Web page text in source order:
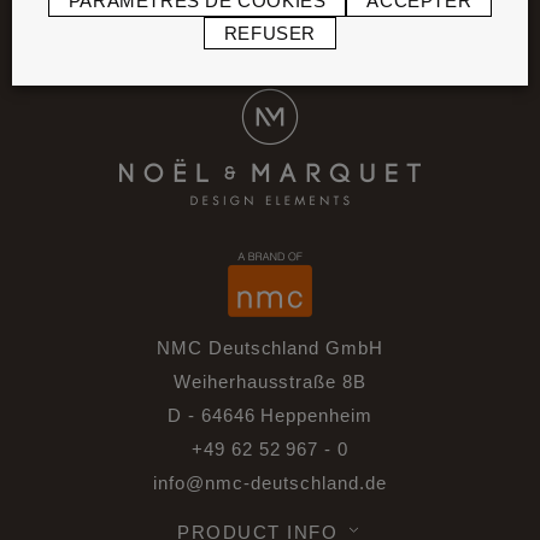
NMC Deutschland GmbH
Weiherhausstraße 8B
D - 64646 Heppenheim
+49 62 52 967 - 0
info@nmc-deutschland.de
PRODUCT INFO
REFUSER